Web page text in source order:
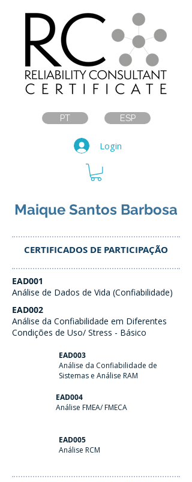
PT ESP
Login
Maique Santos Barbosa
CERTIFICADOS DE PARTICIPAÇÃO
EAD001
Análise de Dados de Vida (Confiabilidade)
EAD002
Análise da Confiabilidade em Diferentes
Condições de Uso/ Stress - Básico
EAD003
Análise da Confiabilidade de
Sistemas e Análise RAM
EAD004
Análise FMEA/ FMECA
EAD005
Análise RCM